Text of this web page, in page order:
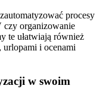
procesy
czy organizowanie
te ułatwiają również
urlopami i ocenami
w swoim